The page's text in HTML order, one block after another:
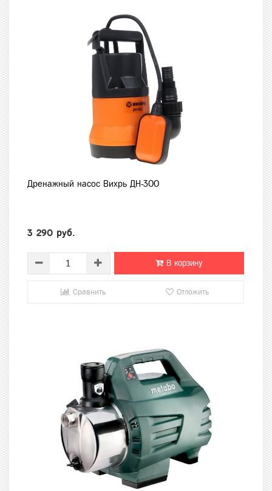
Дренажный насос Вихрь ДН-300
3 290 руб.
В корзину
Сравнить Отложить